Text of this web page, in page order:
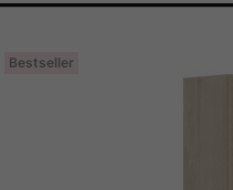
Bestseller